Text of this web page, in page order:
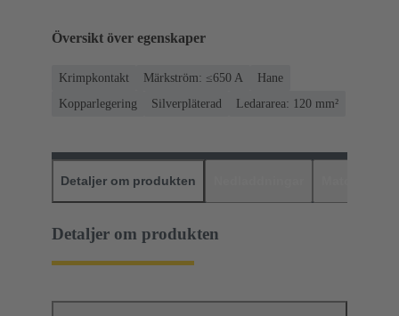
Översikt över egenskaper
Krimpkontakt Märkström: ≤650 A
Hane
Kopparlegering
Silverpläterad Ledararea: 120 mm²
Detaljer om produkten
Detaljer om produkten